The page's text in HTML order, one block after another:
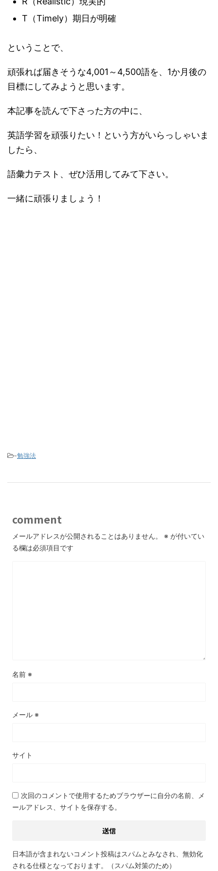
T（Timely）期日が明確
ということで、
頑張れば届きそうな4,001～4,500語を、1か月後の
目標にしてみようと思います。
本記事を読んで下さった方の中に、
英語学習を頑張りたい！という方がいらっしゃいま
したら、
語彙力テスト、ぜひ活用してみて下さい。
一緒に頑張りましょう！
-勉強法
comment
メールアドレスが公開されることはありません。 ※ が付いてい
る欄は必須項目です
名前 ※
メール ※
サイト
次回のコメントで使用するためブラウザーに自分の名前、メ
ールアドレス、サイトを保存する。
日本語が含まれないコメント投稿はスパムとみなされ、無効化
される仕様となっております。（スパム対策のため）